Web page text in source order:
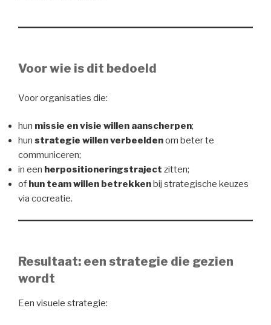
Voor wie is dit bedoeld
Voor organisaties die:
hun missie en visie willen aanscherpen;
hun strategie willen verbeeldenom beter te
communiceren;
in een herpositioneringstraject zitten;
of hun team willen betrekkenbij strategische keuzes
via cocreatie.
Resultaat: een strategie die gezien
wordt
Een visuele strategie: